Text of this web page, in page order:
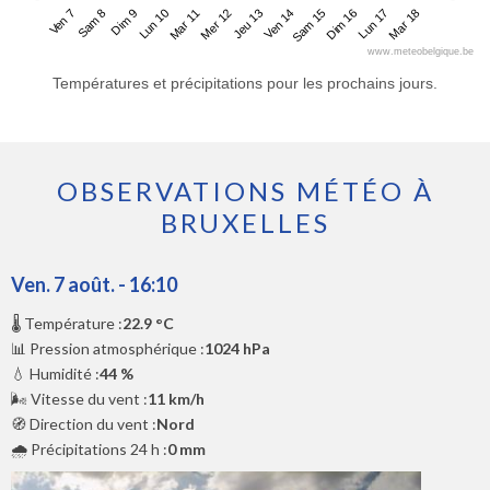
Ven 7Sam 8Dim 9Lun 10Mar 11Mer 12Jeu 13Ven 14Sam 15Dim 16Lun 17Mar 18
www.meteobelgique.be
Températures et précipitations pour les prochains jours.
OBSERVATIONS MÉTÉO À
BRUXELLES
Ven. 7 août. - 16:10
🌡️ Température :22.9 °C
📊 Pression atmosphérique :1024 hPa
💧 Humidité :44 %
🌬️ Vitesse du vent :11 km/h
🧭 Direction du vent :Nord
🌧️ Précipitations 24 h :0 mm